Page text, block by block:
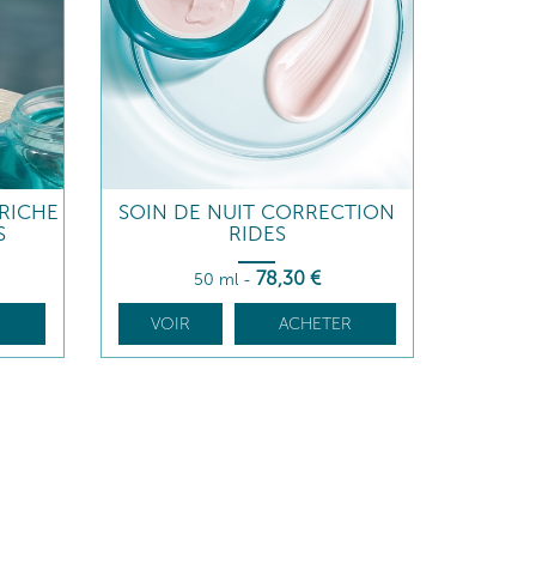
SOIN DE NUIT CORRECTION
RIDES
50 ml - 78,30 €
VOIR ACHETER